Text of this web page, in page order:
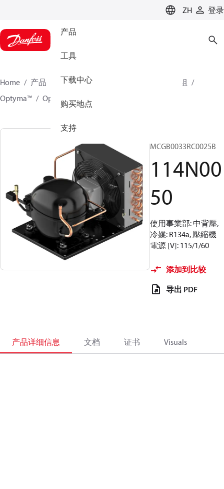
ZH 登录
产品
工具
下载中心
购买地点
支持
Home 产品 氣候方案事業部製冷業務
冷凝機組
Optyma™
Optyma™ 114N0050
MCGB0033RC0025B
114N00
50
使用事業部: 中背壓,
冷媒: R134a, 壓縮機
電源 [V]: 115/1/60
添加到比较
导出 PDF
产品详细信息 文档 证书 Visuals